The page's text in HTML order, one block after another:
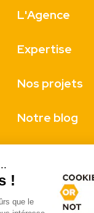
L'Agence
Expertise
Nos projets
Notre blog
Contact
!
que le